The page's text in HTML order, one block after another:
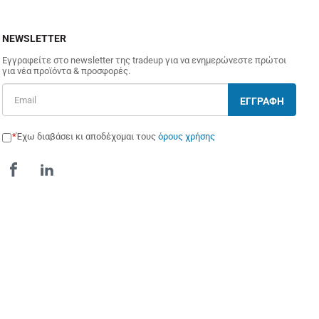
NEWSLETTER
Εγγραφείτε στο newsletter της tradeup για να ενημερώνεστε πρώτοι
για νέα προϊόντα & προσφορές.
ΕΓΓΡΑΦΗ
Έχω διαβάσει κι αποδέχομαι τους όρους χρήσης